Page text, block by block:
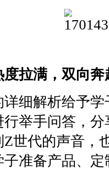
拉满，双向奔
解析给予学
举手问答，
世代的声音，
准备产品、